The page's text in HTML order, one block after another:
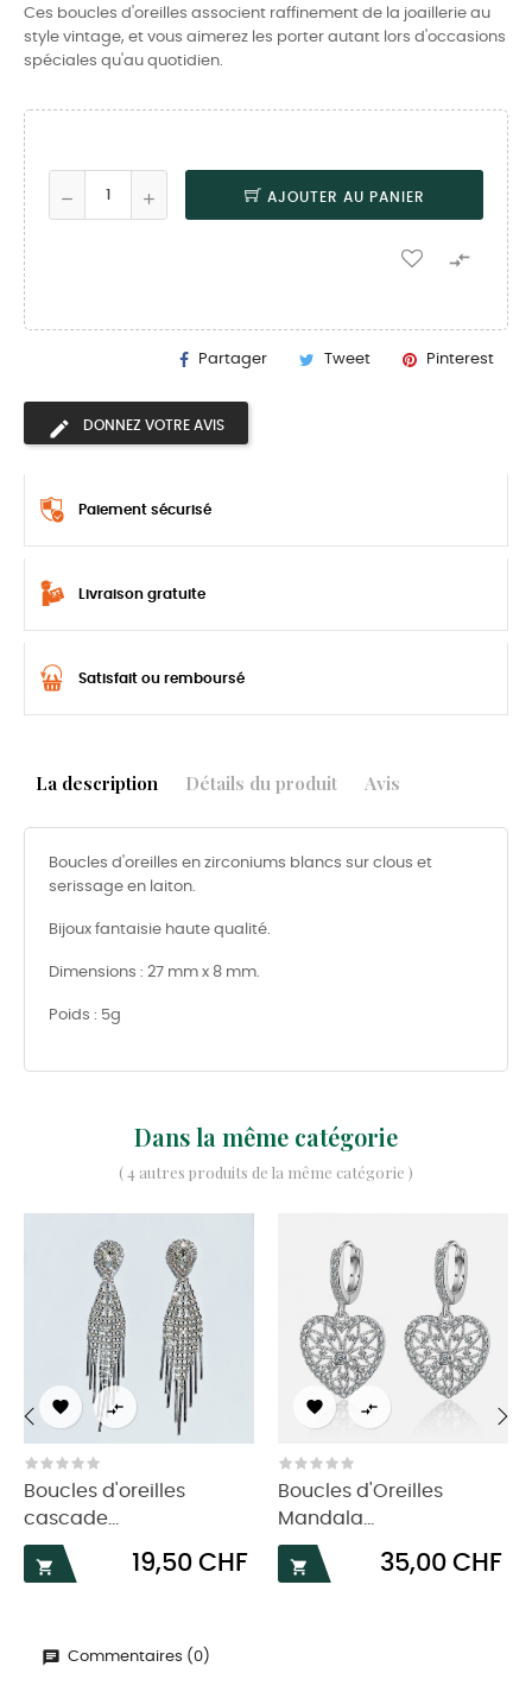
Ces boucles d'oreilles associent raffinement de la joaillerie au
style vintage, et vous aimerez les porter autant lors d'occasions
spéciales qu'au quotidien.
AJOUTER AU PANIER

Partager Tweet Pinterest
DONNEZ VOTRE AVIS
Paiement sécurisé
Livraison gratuite
Satisfait ou remboursé
La description Détails du produit Avis
Boucles d'oreilles en zirconiums blancs sur clous et
serissage en laiton.
Bijoux fantaisie haute qualité.
Dimensions : 27 mm x 8 mm.
Poids : 5g
Dans la même catégorie
( 4 autres produits de la même catégorie )
 
Boucles d'oreilles
cascade...

Prix
19,50 CHF
 
Boucles d'Oreilles
Mandala...

Prix
35,00 CHF
‹
Commentaires (0)